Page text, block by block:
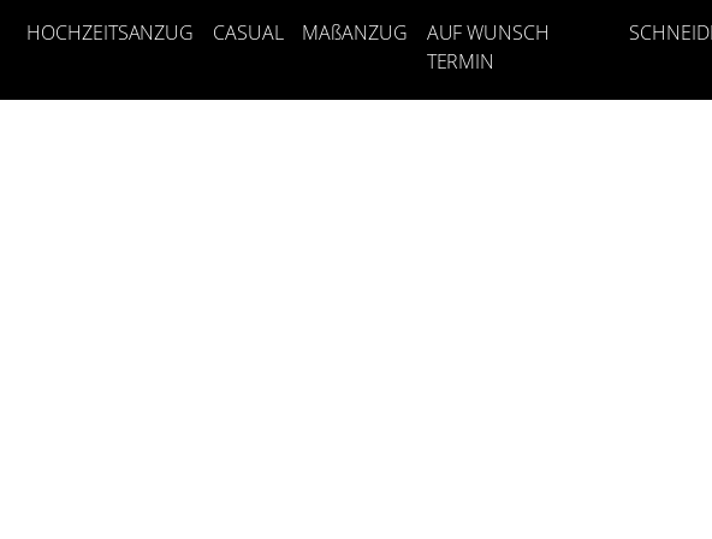
HOCHZEITSANZUG CASUAL MAßANZUG
AUF WUNSCH
TERMIN